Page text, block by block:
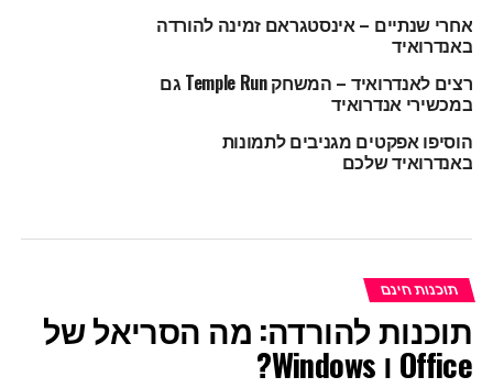
אחרי שנתיים – אינסטגראם זמינה להורדה
באנדרואיד
רצים לאנדרואיד – המשחק Temple Run גם
במכשירי אנדרואיד
הוסיפו אפקטים מגניבים לתמונות
באנדרואיד שלכם
תוכנות חינם
תוכנות להורדה: מה הסריאל של
Office ו Windows?